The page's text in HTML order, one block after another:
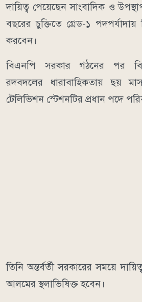
দায়িত্ব পেয়েছেন সাংবাদিক ও
বছরের চুক্তিতে গ্রেড-১
করবেন।
বিএনপি সরকার গঠনের পর
রদবদলের ধারাবাহিকতায় ছয় মাস
টেলিভিশন স্টেশনটির প্রধান পদে
তিনি অন্তর্বর্তী সরকারের সময়ে
আলমের স্থলাভিষিক্ত হবেন।